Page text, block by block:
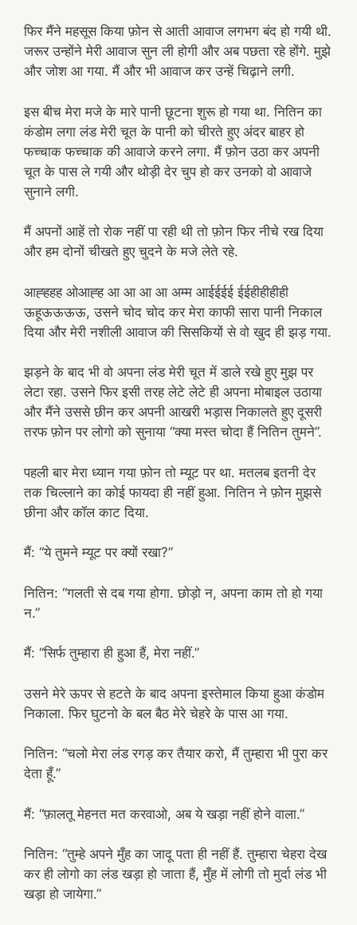
फिर मैंने महसूस किया फ़ोन से आती आवाज लगभग बंद हो गयी थी.
जरूर उन्होंने मेरी आवाज सुन ली होगी और अब पछता रहे होंगे. मुझे
और जोश आ गया. मैं और भी आवाज कर उन्हें चिढ़ाने लगी.
इस बीच मेरा मजे के मारे पानी छूटना शुरू हो गया था. नितिन का
कंडोम लगा लंड मेरी चूत के पानी को चीरते हुए अंदर बाहर हो
फच्चाक फच्चाक की आवाजे करने लगा. मैं फ़ोन उठा कर अपनी
चूत के पास ले गयी और थोड़ी देर चुप हो कर उनको वो आवाजे
सुनाने लगी.
मैं अपनों आहें तो रोक नहीं पा रही थी तो फ़ोन फिर नीचे रख दिया
और हम दोनों चीखते हुए चुदने के मजे लेते रहे.
आह्हहह ओआह्ह आ आ आ आ अम्म आईईईई ईईहीहीहीही
ऊहूऊऊऊऊ, उसने चोद चोद कर मेरा काफी सारा पानी निकाल
दिया और मेरी नशीली आवाज की सिसकियों से वो खुद ही झड़ गया.
झड़ने के बाद भी वो अपना लंड मेरी चूत में डाले रखे हुए मुझ पर
लेटा रहा. उसने फिर इसी तरह लेटे लेटे ही अपना मोबाइल उठाया
और मैंने उससे छीन कर अपनी आखरी भड़ास निकालते हुए दूसरी
तरफ फ़ोन पर लोगो को सुनाया “क्या मस्त चोदा हैं नितिन तुमने”.
पहली बार मेरा ध्यान गया फ़ोन तो म्यूट पर था. मतलब इतनी देर
तक चिल्लाने का कोई फायदा ही नहीं हुआ. नितिन ने फ़ोन मुझसे
छीना और कॉल काट दिया.
मैं: “ये तुमने म्यूट पर क्यों रखा?”
नितिन: “गलती से दब गया होगा. छोड़ो न, अपना काम तो हो गया
न.”
मैं: “सिर्फ तुम्हारा ही हुआ हैं, मेरा नहीं.”
उसने मेरे ऊपर से हटते के बाद अपना इस्तेमाल किया हुआ कंडोम
निकाला. फिर घुटनो के बल बैठ मेरे चेहरे के पास आ गया.
नितिन: “चलो मेरा लंड रगड़ कर तैयार करो, मैं तुम्हारा भी पुरा कर
देता हूँ.”
मैं: “फ़ालतू मेहनत मत करवाओ, अब ये खड़ा नहीं होने वाला.”
नितिन: “तुम्हे अपने मुँह का जादू पता ही नहीं हैं. तुम्हारा चेहरा देख
कर ही लोगो का लंड खड़ा हो जाता हैं, मुँह में लोगी तो मुर्दा लंड भी
खड़ा हो जायेगा.”